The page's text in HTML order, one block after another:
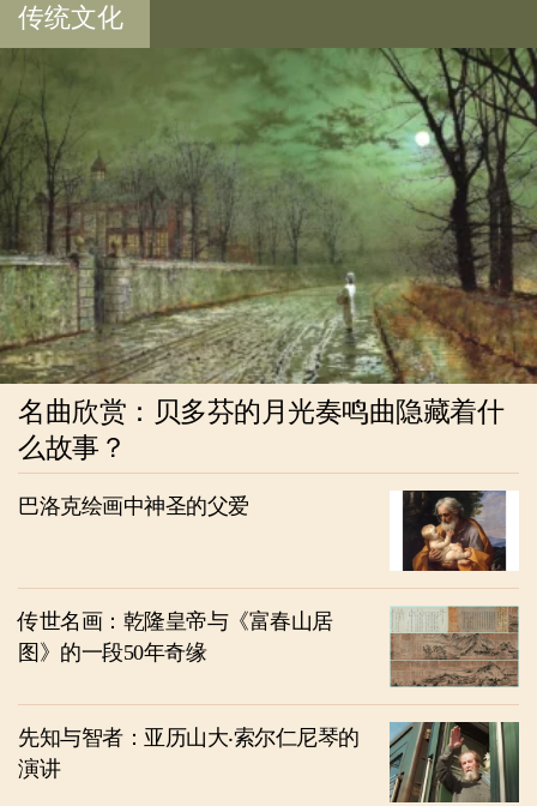
传统文化
名曲欣赏：贝多芬的月光奏鸣曲隐藏着什
么故事？
巴洛克绘画中神圣的父爱
传世名画：乾隆皇帝与《富春山居
图》的一段50年奇缘
先知与智者：亚历山大‧索尔仁尼琴的
演讲